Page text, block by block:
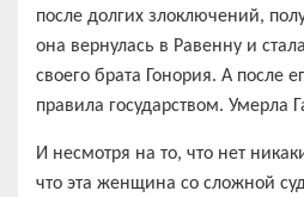
после долгих злоключений,
она вернулась в Равенну и
своего брата Гонория. А после
правила государством. Умерла
И несмотря на то, что нет
что эта женщина со сложной